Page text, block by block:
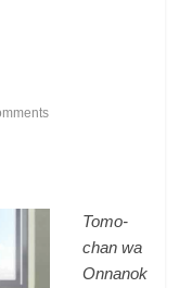
Tomo-
chan wa
Onnanok